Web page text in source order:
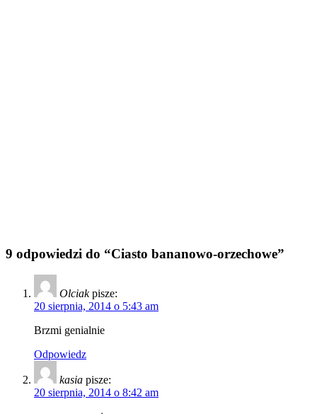
9 odpowiedzi do “Ciasto bananowo-orzechowe”
Olciak pisze:
20 sierpnia, 2014 o 5:43 am
Brzmi genialnie
Odpowiedz
kasia pisze:
20 sierpnia, 2014 o 8:42 am